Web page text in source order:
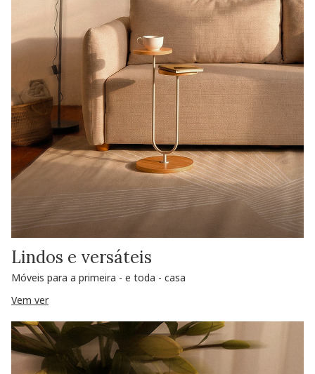
Lindos e versáteis
Móveis para a primeira - e toda - casa
Vem ver